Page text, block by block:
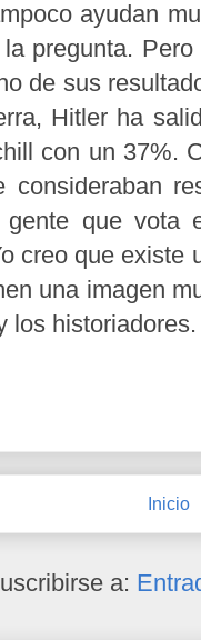
ayudan
pregunta.
de sus
Hitler ha
con un 37%.
que vota
creo que existe
una imagen
los historiadores.
Inicio
a: